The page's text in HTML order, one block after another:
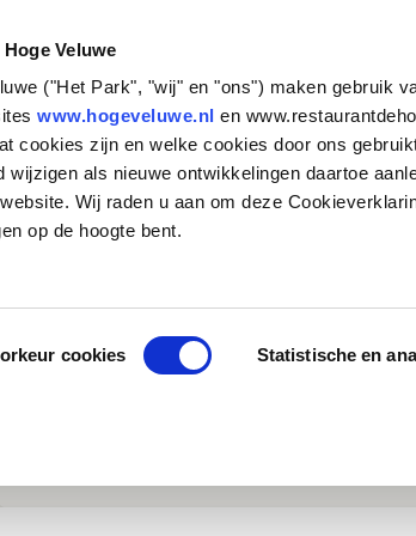
Veluwe
("Het Park", "wij" en "ons") maken gebruik
www.hogeveluwe.nl en
cookies zijn en welke cookies door ons
als nieuwe ontwikkelingen daartoe
Wij raden u aan om deze
op de hoogte bent.
cookies Statistische en
andere
Basisschool
Voortgezet Onderwijs
MBO, HBO en WO
Speciaal onderwijs
verhalen
& Architectuur
Sint Hubertus
Müller Museum
Natuurbeheer
Onderzoeken in het Park
Updates
Particulieren
Bedrijven
Fondsen en stichtingen
Organisatie
Werken bij
Stage lopen in
Jouw urn in het
Contact
vanuit
NIEUWS